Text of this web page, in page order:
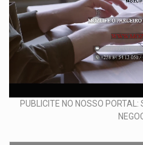
PUBLICITE NO NOSSO PORTAL: